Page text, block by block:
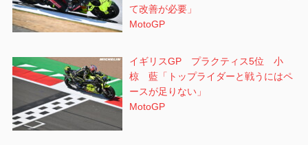
て改善が必要」
MotoGP
イギリスGP プラクティス5位 小
椋 藍「トップライダーと戦うにはペ
ースが足りない」
MotoGP